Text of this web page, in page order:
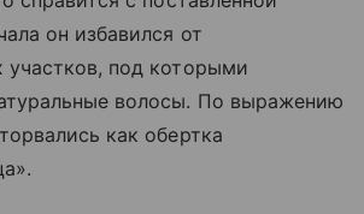
он избавился от
участков, под которыми
волосы. По выражению
как обертка